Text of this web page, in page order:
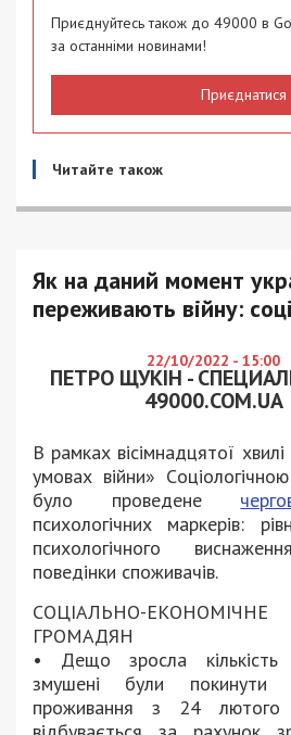
Приєднуйтесь також до 49000 в
за останніми новинами!
Приєднатися
Читайте також
Як на даний момент
переживають війну:
22/10/2022 - 15:00
ПЕТРО ЩУКІН -
49000.COM.UA
В рамках вісімнадцятої
умовах війни»
було проведене
психологічних маркерів:
психологічного
поведінки споживачів.
СОЦІАЛЬНО-
ГРОМАДЯН
• Дещо зросла кількість
змушені були покинути
проживання з 24 лютого